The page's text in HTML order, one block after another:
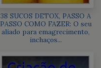
38 SUCOS DETOX, PASSO A
PASSO COMO FAZER: O seu
aliado para emagrecimento,
inchaços...